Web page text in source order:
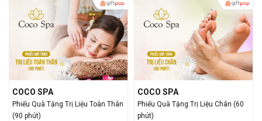
COCO SPA
Phiếu Quà Tặng Trị Liệu Toàn Thân
(90 phút)
COCO SPA
Phiếu Quà Tặng Trị Liệu Chân (60
phút)